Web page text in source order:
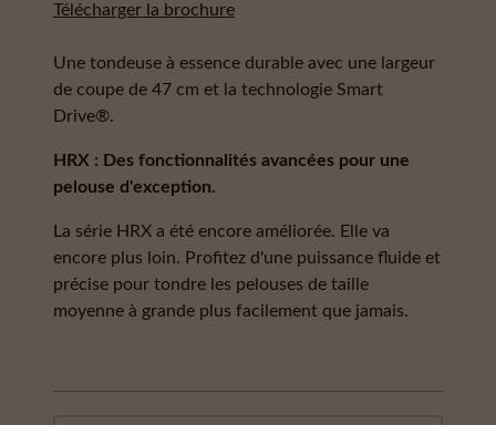
Télécharger la brochure
Une tondeuse à essence durable avec une largeur
de coupe de 47 cm et la technologie Smart
Drive®.
HRX : Des fonctionnalités avancées pour une
pelouse d'exception.
La série HRX a été encore améliorée. Elle va
encore plus loin. Profitez d'une puissance fluide et
précise pour tondre les pelouses de taille
moyenne à grande plus facilement que jamais.